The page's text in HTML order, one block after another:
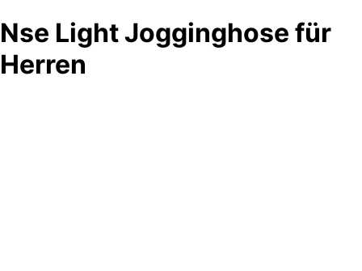
Nse Light Jogginghose für
Herren